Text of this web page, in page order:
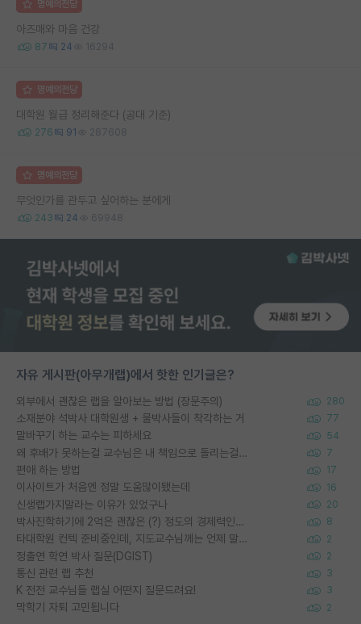
명예의전당
아즈매와 마음 건강
87 24 16294
명예의전당
대학원 월급 정리해준다 (공대 기준)
276 91 287608
명예의전당
무엇인가를 관두고 싶어하는 분에게
243 24 69948
자유 게시판(아무개랩)에서 핫한 인기글은?
외부에서 괜찮은 랩을 알아보는 방법 (장문주의) 280
소재분야 석박사 대학원생 + 물박사들이 착각하는 거 77
말바꾸기 하는 교수는 피하세요 54
왜 후배가 못하는걸 교수님은 내 책임으로 돌리는걸까요? 7
편애 하는 방법 17
이사이트가 처음엔 정말 도움많이됐는데 16
신생랩가지말라는 이유가 있었구나 20
박사진학하기에 2억은 괜찮은 (?) 정도의 경제력인가요 8
타대학원 컨텍 준비중인데, 지도교수님께는 언제 말씀드려야 할까요? 2
정출연 학연 박사 질문(DGIST) 2
통신 관련 랩 추천 3
K 전전 교수님들 랩실 어떤지 질문드려요! 3
막학기 자퇴 고민됩니다 2